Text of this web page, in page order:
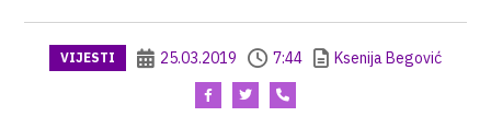
VIJESTI 25.03.2019 7:44 Ksenija Begović